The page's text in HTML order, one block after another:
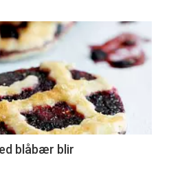
blåbær blir